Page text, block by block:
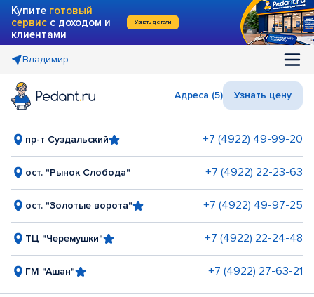
Купите готовый
сервис с доходом и
клиентами
Узнать детали
Владимир
Адреса (5) Узнать цену
пр-т Суздальский +7 (4922) 49-99-20
ост. "Рынок Слобода" +7 (4922) 22-23-63
ост. "Золотые ворота" +7 (4922) 49-97-25
ТЦ "Черемушки" +7 (4922) 22-24-48
ГМ "Ашан" +7 (4922) 27-63-21